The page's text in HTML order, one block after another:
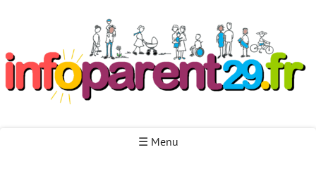
☰ Menu